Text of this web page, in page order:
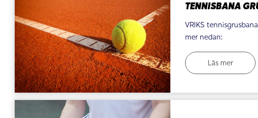
TENNISBANA
VRIKS
mer nedan:
Läs mer